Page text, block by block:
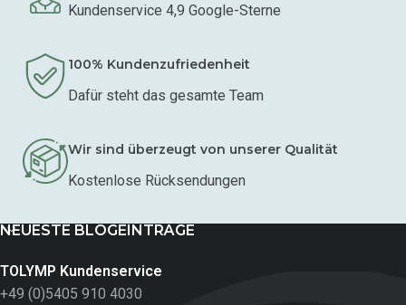
Kundenservice 4,9 Google-Sterne
100% Kundenzufriedenheit
Dafür steht das gesamte Team
Wir sind überzeugt von unserer Qualität
Kostenlose Rücksendungen
NEUESTE BLOGEINTRÄGE
TOLYMP Kundenservice
+49 (0)5405 910 4030